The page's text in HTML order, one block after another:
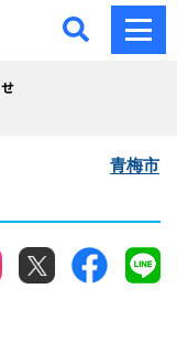
西多摩の
青梅市